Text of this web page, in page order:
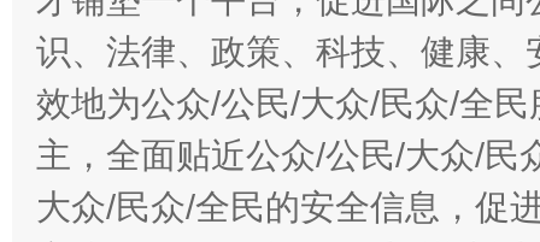
识、法律、政策、科技、健康
效地为公众/公民/大众/民众/全
主，全面贴近公众/公民/大众/民
大众/民众/全民的安全信息，促